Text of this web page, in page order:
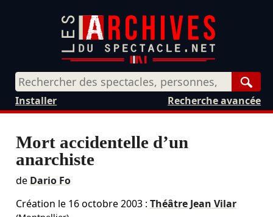
Recherche avancée
Installer
Mort accidentelle d’un
anarchiste
de Dario Fo
Création le 16 octobre 2003: Théâtre Jean Vilar